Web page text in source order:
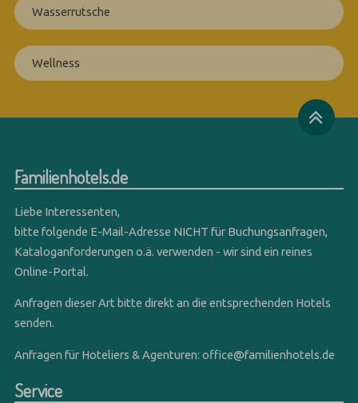
Wasserrutsche
Wellness
Familienhotels.de
Liebe Interessenten,
bitte folgende E-Mail-Adresse NICHT für Buchungsanfragen,
Kataloganforderungen o.ä. verwenden - wir sind ein reines
Online-Portal.
Anfragen dieser Art bitte direkt an die entsprechenden Hotels
senden.
Anfragen für Hoteliers & Agenturen:office@familienhotels.de
Service